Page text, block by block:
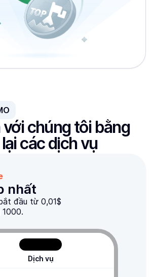
chúng tôi bằng
các dịch vụ
nhất
đầu từ 0,01$
Dịch vụ